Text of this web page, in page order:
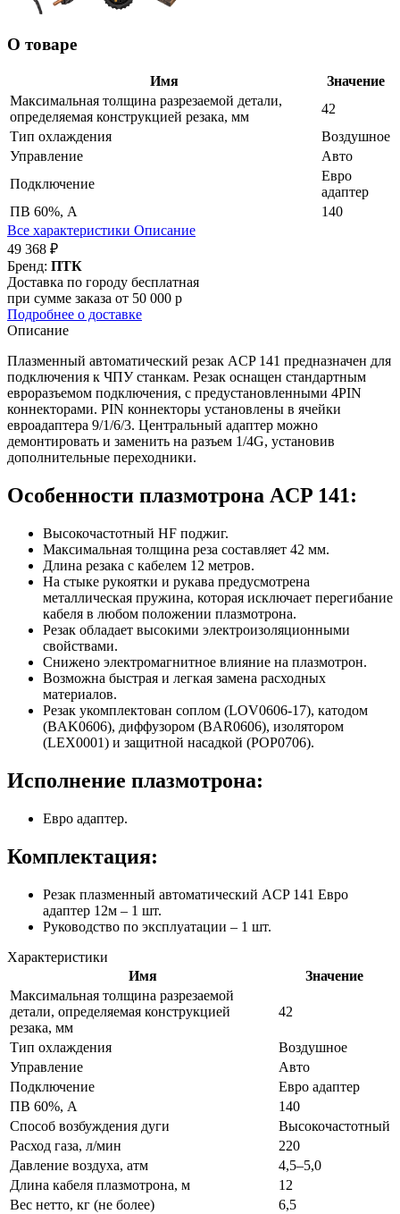
О товаре
Имя
Значение
Максимальная толщина разрезаемой детали,
определяемая конструкцией резака, мм
42
Тип охлаждения
Воздушное
Управление
Авто
Подключение
Евро
адаптер
ПВ 60%, А
140
Все характеристики Описание
49 368 ₽
Бренд: ПТК
Доставка по городу бесплатная
при сумме заказа от 50 000 р
Подробнее о доставке
Описание
Плазменный автоматический резак ACP 141 предназначен для
подключения к ЧПУ станкам. Резак оснащен стандартным
евроразъемом подключения, с предустановленными 4PIN
коннекторами. PIN коннекторы установлены в ячейки
евроадаптера 9/1/6/3. Центральный адаптер можно
демонтировать и заменить на разъем 1/4G, установив
дополнительные переходники.
Особенности плазмотрона ACP 141:
Высокочастотный HF поджиг.
Максимальная толщина реза составляет 42 мм.
Длина резака с кабелем 12 метров.
На стыке рукоятки и рукава предусмотрена
металлическая пружина, которая исключает перегибание
кабеля в любом положении плазмотрона.
Резак обладает высокими электроизоляционными
свойствами.
Снижено электромагнитное влияние на плазмотрон.
Возможна быстрая и легкая замена расходных
материалов.
Резак укомплектован соплом (LOV0606-17), катодом
(BAK0606), диффузором (BAR0606), изолятором
(LEX0001) и защитной насадкой (POP0706).
Исполнение плазмотрона:
Евро адаптер.
Комплектация:
Резак плазменный автоматический ACP 141 Евро
адаптер 12м – 1 шт.
Руководство по эксплуатации – 1 шт.
Характеристики
Имя
Значение
Максимальная толщина разрезаемой
детали, определяемая конструкцией
резака, мм
42
Тип охлаждения
Воздушное
Управление
Авто
Подключение
Евро адаптер
ПВ 60%, А
140
Способ возбуждения дуги
Высокочастотный
Расход газа, л/мин
220
Давление воздуха, атм
4,5–5,0
Длина кабеля плазмотрона, м
12
Вес нетто, кг (не более)
6,5